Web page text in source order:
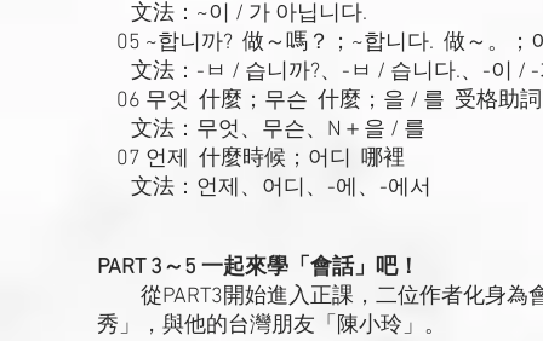
文法：~이 / 가 아닙니다.
05 ~합니까? 做～嗎？；~합니다. 做～。；
文法：-ㅂ / 습니까?、-ㅂ / 습니다.、-이 / -
06 무엇 什麼；무슨 什麼；을 / 를 受格助詞
文法：무엇、무슨、N＋을 / 를
07 언제 什麼時候；어디 哪裡
文法：언제、어디、-에、-에서
PART 3～5 一起來學「會話」吧！
從PART3開始進入正課，二位作者化身為
秀」，與他的台灣朋友「陳小玲」。